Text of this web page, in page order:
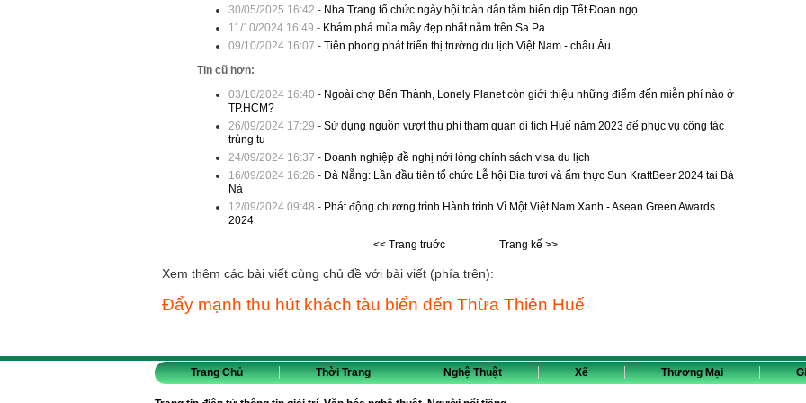
30/05/2025 16:42 - Nha Trang tổ chức ngày hội toàn dân tắm biển dịp Tết Đoan ngọ
11/10/2024 16:49 - Khám phá mùa mây đẹp nhất năm trên Sa Pa
09/10/2024 16:07 - Tiên phong phát triển thị trường du lịch Việt Nam - châu Âu
Tin cũ hơn:
03/10/2024 16:40 - Ngoài chợ Bến Thành, Lonely Planet còn giới thiệu những điểm đến miễn phí nào ở
TP.HCM?
26/09/2024 17:29 - Sử dụng nguồn vượt thu phí tham quan di tích Huế năm 2023 để phục vụ công tác
trùng tu
24/09/2024 16:37 - Doanh nghiệp đề nghị nới lỏng chính sách visa du lịch
16/09/2024 16:26 - Đà Nẵng: Lần đầu tiên tổ chức Lễ hội Bia tươi và ẩm thực Sun KraftBeer 2024 tại Bà
Nà
12/09/2024 09:48 - Phát động chương trình Hành trình Vì Một Việt Nam Xanh - Asean Green Awards
2024
<< Trang truớc
Trang kế >>
Xem thêm các bài viết cùng chủ đề với bài viết (phía trên):
Đẩy mạnh thu hút khách tàu biển đến Thừa Thiên Huế
Trang Chủ Thời Trang Nghệ Thuật Xế Thương Mại